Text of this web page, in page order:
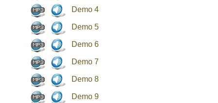
Demo 4
Demo 5
Demo 6
Demo 7
Demo 8
Demo 9